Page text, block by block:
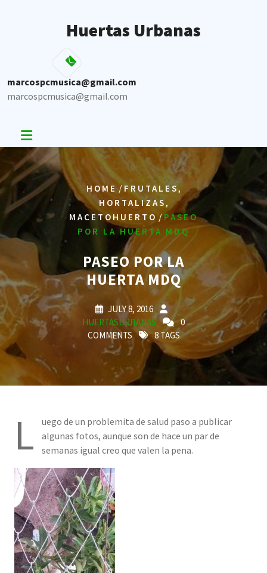
Huertas Urbanas
marcospcmusica@gmail.com
marcospcmusica@gmail.com
HOME/FRUTALES,
HORTALIZAS,
MACETOHUERTO /PASEO
POR LA HUERTA MDQ
PASEO POR LA
HUERTA MDQ
JULY 8, 2016
HUERTASURBANAS
0
COMMENTS
8 TAGS
L
uego de un problemita de salud paso a publicar
algunas fotos, aunque son de hace un par de
semanas igual creo que valen la pena.